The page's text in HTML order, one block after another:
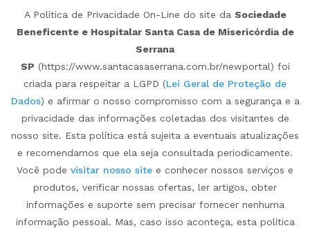
A Política de Privacidade On-Line do site da Sociedade
Beneficente e Hospitalar Santa Casa de Misericórdia de
Serrana
SP (https://www.santacasaserrana.com.br/newportal) foi
criada para respeitar a LGPD (Lei Geral de Proteção de
Dados) e afirmar o nosso compromisso com a segurança e a
privacidade das informações coletadas dos visitantes de
nosso site. Esta política está sujeita a eventuais atualizações
e recomendamos que ela seja consultada periodicamente.
Você pode visitar nosso site e conhecer nossos serviços e
produtos, verificar nossas ofertas, ler artigos, obter
informações e suporte sem precisar fornecer nenhuma
informação pessoal. Mas, caso isso aconteça, esta política